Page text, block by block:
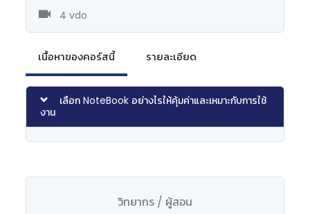
4 vdo
เนื้อหาของคอร์สนี้ รายละเอียด
เลือก NoteBook อย่างไรให้คุ้มค่าและเหมาะกับการใช้
งาน
วิทยากร / ผู้สอน